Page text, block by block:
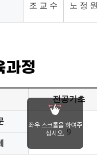
조 교 수 노 정 원
과정
전공기초
9
좌우 스크롤을 하여주
십시오.